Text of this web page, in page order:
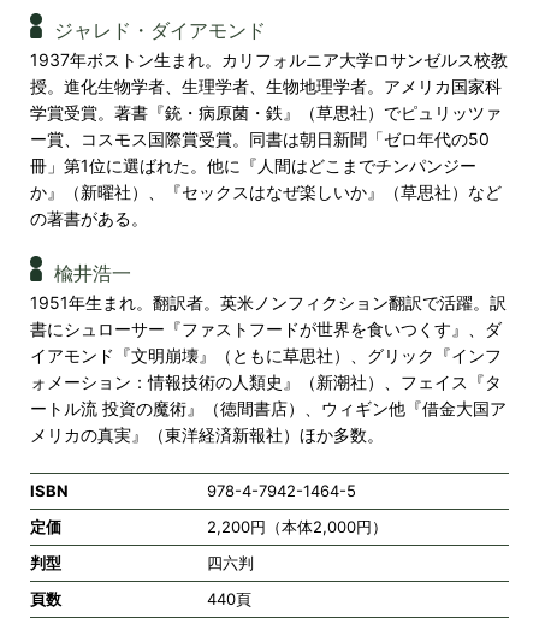
ジャレド・ダイアモンド
1937年ボストン生まれ。カリフォルニア大学ロサンゼルス校教
授。進化生物学者、生理学者、生物地理学者。アメリカ国家科
学賞受賞。著書『銃・病原菌・鉄』（草思社）でピュリッツァ
ー賞、コスモス国際賞受賞。同書は朝日新聞「ゼロ年代の50
冊」第1位に選ばれた。他に『人間はどこまでチンパンジー
か』（新曜社）、『セックスはなぜ楽しいか』（草思社）など
の著書がある。
楡井浩一
1951年生まれ。翻訳者。英米ノンフィクション翻訳で活躍。訳
書にシュローサー『ファストフードが世界を食いつくす』、ダ
イアモンド『文明崩壊』（ともに草思社）、グリック『インフ
ォメーション：情報技術の人類史』（新潮社）、フェイス『タ
ートル流 投資の魔術』（徳間書店）、ウィギン他『借金大国ア
メリカの真実』（東洋経済新報社）ほか多数。
ISBN
978-4-7942-1464-5
定価
2,200円（本体2,000円）
判型
四六判
頁数
440頁